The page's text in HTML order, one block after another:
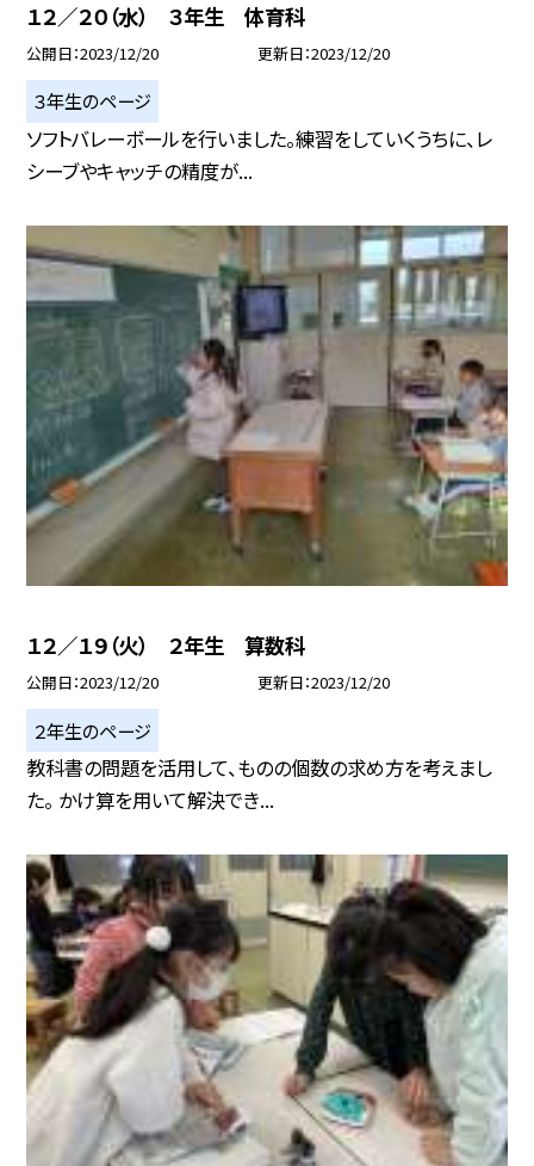
１２／２０（水） ３年生 体育科
公開日 2023/12/20 更新日 2023/12/20
３年生のページ
ソフトバレーボールを行いました。練習をしていくうちに、レ
シーブやキャッチの精度が...
１２／１９（火） ２年生 算数科
公開日 2023/12/20 更新日 2023/12/20
２年生のページ
教科書の問題を活用して、ものの個数の求め方を考えまし
た。 かけ算を用いて解決でき...